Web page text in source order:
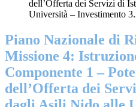
dell’Offerta dei Servizi di
Università – Investimento
Piano Nazionale di
Missione 4:
Componente 1 –
dell’Offerta dei